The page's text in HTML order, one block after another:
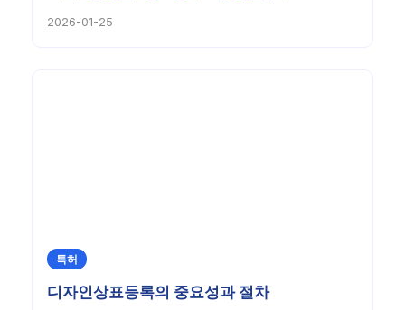
2026-01-25
특허
디자인상표등록의 중요성과 절차